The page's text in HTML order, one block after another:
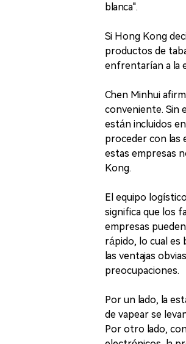
blanca".
Si Hong Kong
productos de
enfrentarían a la
Chen Minhui
conveniente. Sin
están incluidos
proceder con las
estas empresas
Kong.
El equipo
significa que los
empresas
rápido, lo cual
las ventajas
preocupaciones.
Por un lado, la
de vapear se
Por otro lado,